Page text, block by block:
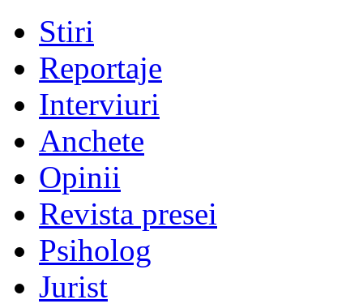
Stiri
Reportaje
Interviuri
Anchete
Opinii
Revista presei
Psiholog
Jurist